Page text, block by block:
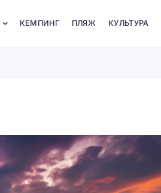
КЕМПИНГ ПЛЯЖ КУЛЬТУРА